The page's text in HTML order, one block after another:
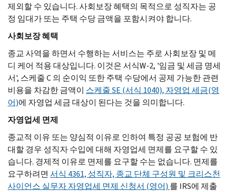
제외할 수 있습니다. 사회보장 혜택의 목적으로 성직자는 공
정 임대가 또는 주택 수당 금액을 포함시켜야 합니다.
사회보장혜택
종교 사역을 하면서 수행하는 서비스는 주로 사회보장 및 메
디 케어 적용 대상입니다. 이것은 서식W-2, '임금 및 세금 명세
서', 스케줄 C 의 순이익 또한 주택 수당에서 공제 가능한 관련
비용을 차감한 금액이 스케줄 SE (서식 1040), 자영업 세금(영
어)에 자영업 세금 대상이 된다는 것을 의미합니다.
자영업세 면제
종교적 이유 또는 양심적 이유로 인하여 특정 공공 보험에 반
대할 경우 성직자 수입에 대해 자영업세 면제를 요구할 수 있
습니다. 경제적 이유로 면제를 요구할 수는 없습니다. 면제를
요구하려면 서식 4361, 성직자, 종교 단체 구성원 및 크리스천
사이언스 실무자 자영업세 면제 신청서 (영어) 를 IRS에 제출